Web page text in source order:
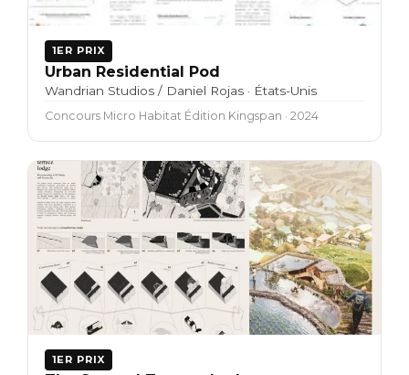
1ER PRIX
Urban Residential Pod
Wandrian Studios / Daniel Rojas · États-Unis
Concours Micro Habitat Édition Kingspan · 2024
1ER PRIX